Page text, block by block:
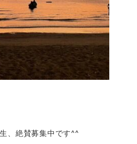
、絶賛募集中です^^